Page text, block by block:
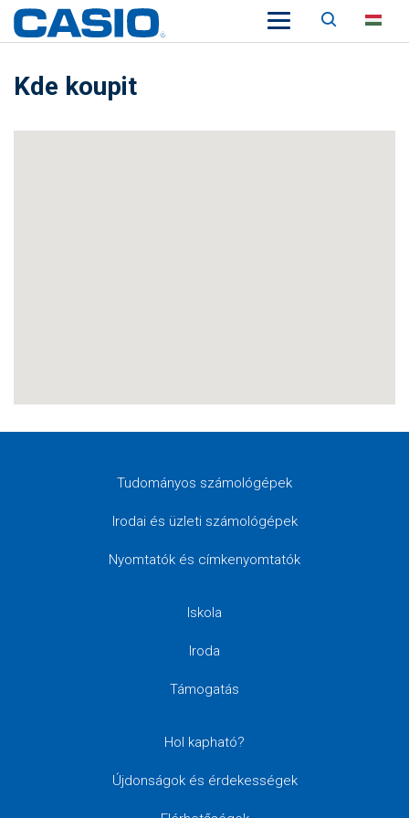
Keresés
Kde koupit
Tudományos számológépek
Irodai és üzleti számológépek
Nyomtatók és címkenyomtatók
Iskola
Iroda
Támogatás
Hol kapható?
Újdonságok és érdekességek